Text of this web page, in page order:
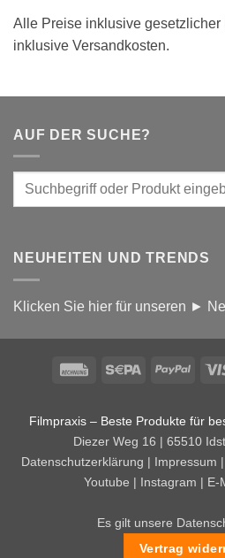
Alle Preise inklusive gesetzlicher
inklusive Versandkosten.
AUF DER SUCHE?
NEUHEITEN UND TRENDS
Klicken Sie hier für unseren ►
Rechung Sepa
Filmpraxis – Beste Produkte für
Diezer Weg 16 | 65510
Datenschutzerklärung | Impressum |
Youtube | Instagram | E-
Es gilt unsere
Vertrag